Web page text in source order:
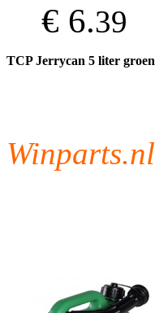
€ 6.39
TCP Jerrycan 5 liter groen
Winparts.nl